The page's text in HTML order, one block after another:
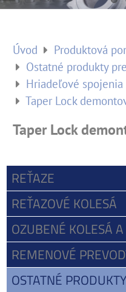
Úvod
Produktová
Ostatné produkty
Hriadeľové spojenia
Taper Lock
Taper Lock
REŤAZE
REŤAZOVÉ KOLESÁ
OZUBENÉ KOLESÁ
REMENOVÉ
OSTATNÉ